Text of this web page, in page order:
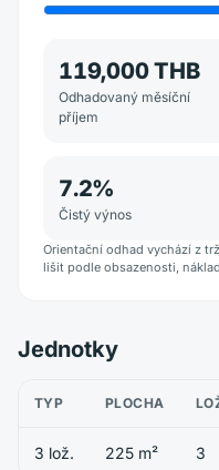
119,000 THB
Odhadovaný měsíční
příjem
7.2%
Čistý výnos
Orientační odhad vychází z
lišit podle obsazenosti,
Jednotky
TYP PLOCHA
3 lož. 225 m² 3